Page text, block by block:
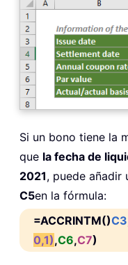
Si un bono tiene la
que la fecha de
2021, puede añadir
C5en la fórmula:
=ACCRINTM()C3
0,1),C6,C7)